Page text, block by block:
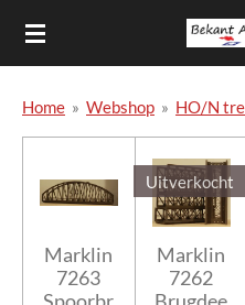
Ga
direct
deHome » Webshop » HO/N
Marklin
7263
Uitverkocht
Marklin
7262